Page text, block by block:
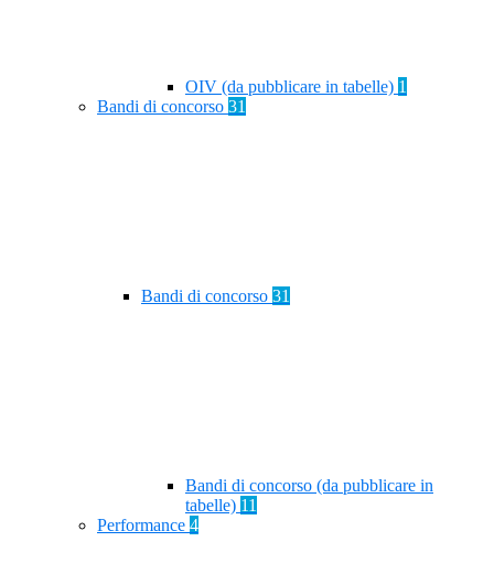
OIV (da pubblicare in tabelle) 1
Bandi di concorso 31
Bandi di concorso 31
Bandi di concorso (da pubblicare in
tabelle) 11
Performance 4